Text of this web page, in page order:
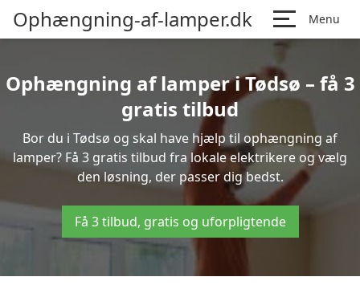
Ophængning-af-lamper.dk Menu
Ophængning af lamper i Tødsø – få 3
gratis tilbud
Bor du i Tødsø og skal have hjælp til ophængning af
lamper? Få 3 gratis tilbud fra lokale elektrikere og vælg
den løsning, der passer dig bedst.
Få 3 tilbud, gratis og uforpligtende